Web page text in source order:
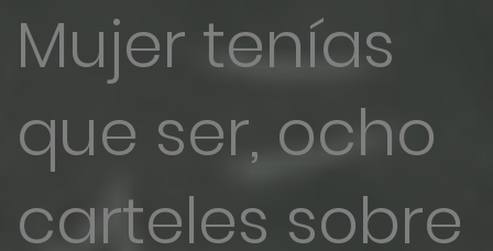
Mujer tenías
que ser, ocho
carteles sobre